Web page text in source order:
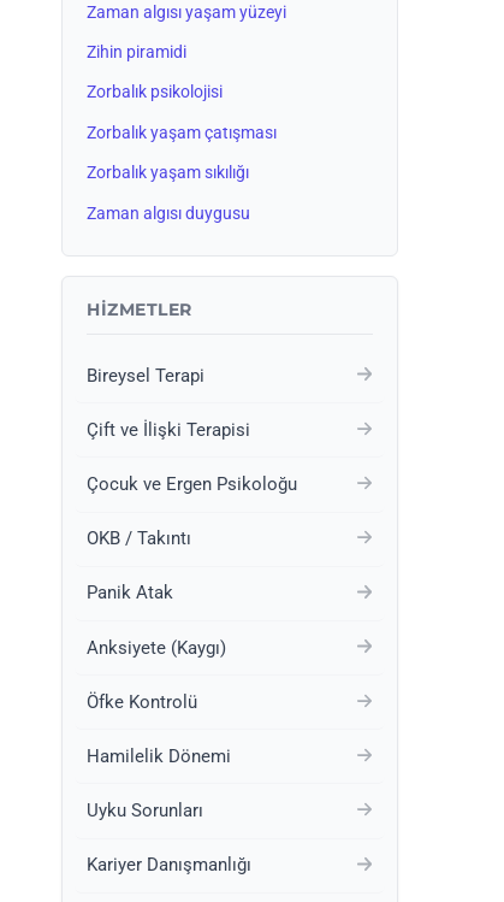
Zaman algısı yaşam yüzeyi
Zihin piramidi
Zorbalık psikolojisi
Zorbalık yaşam çatışması
Zorbalık yaşam sıkılığı
Zaman algısı duygusu
HIZMETLER
Bireysel Terapi
Çift ve İlişki Terapisi
Çocuk ve Ergen Psikoloğu
OKB / Takıntı
Panik Atak
Anksiyete (Kaygı)
Öfke Kontrolü
Hamilelik Dönemi
Uyku Sorunları
Kariyer Danışmanlığı